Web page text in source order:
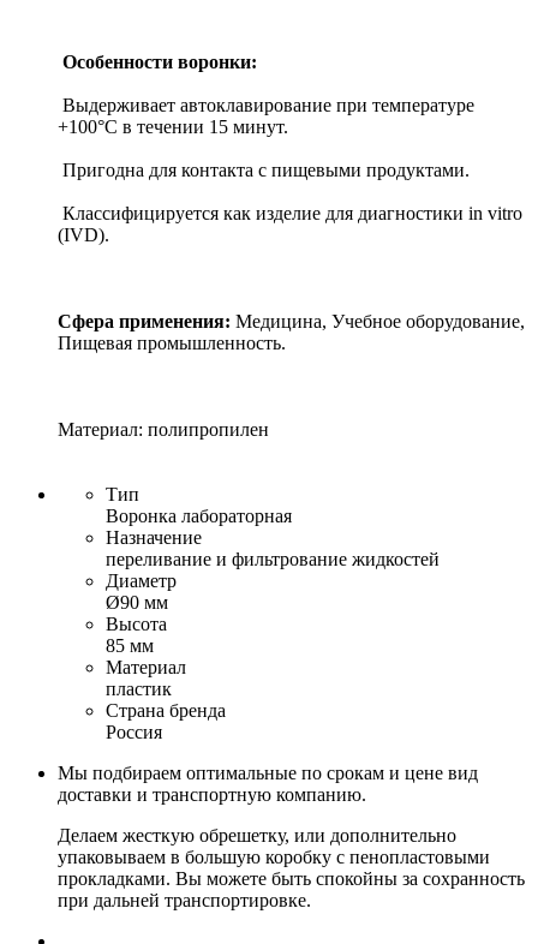
Особенности воронки:
Выдерживает автоклавирование при температуре
+100°С в течении 15 минут.
Пригодна для контакта с пищевыми продуктами.
Классифицируется как изделие для диагностики in vitro
(IVD).
Сфера применения: Медицина, Учебное оборудование,
Пищевая промышленность.
Материал: полипропилен
Тип
Воронка лабораторная
Назначение
переливание и фильтрование жидкостей
Диаметр
Ø90 мм
Высота
85 мм
Материал
пластик
Страна бренда
Россия
Мы подбираем оптимальные по срокам и цене вид
доставки и транспортную компанию.
Делаем жесткую обрешетку, или дополнительно
упаковываем в большую коробку с пенопластовыми
прокладками. Вы можете быть спокойны за сохранность
при дальней транспортировке.